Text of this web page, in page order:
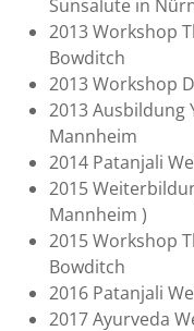
Sunsalute in
2013 Workshop
Bowditch
2013 Workshop
2013 Ausbildung
Mannheim
2014 Patanjali
2015
Mannheim )
2015 Workshop
Bowditch
2016 Patanjali
2017 Ayurveda